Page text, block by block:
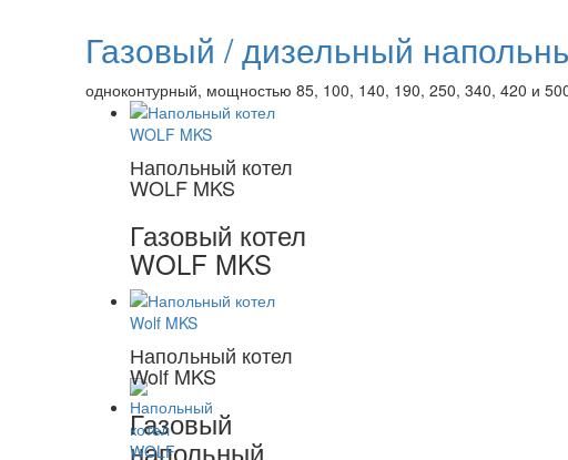
Газовый / дизельный
одноконтурный, мощностью 85, 100, 140, 190, 250, 340, 420 и
Напольный котел
WOLF MKS
Газовый котел
WOLF MKS
Напольный котел
Wolf MKS
Газовый
напольный